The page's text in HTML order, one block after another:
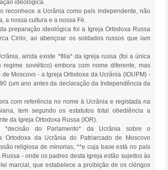
ideológica.
reconhece a Ucrânia como país independente, não
a nossa cultura e a nossa Fé.
preparação ideológica foi a Igreja Ortodoxa Russa
Cirilo, ao abençoar os soldados russos que iam
ainda existe *filia* da igreja russa (foi a única
soviético) embora com nome diferente, mas
Moscovo - a Igreja Ortodoxa da Ucrânia (IOUPM) -
(um ano antes da declaração da Independência da
com referência no nome à Ucrânia e registada na
tem segundo os estatutos total obediência a
da Igreja Ortodoxa Russa (IOR).
*decisão do Parlamento* da Ucrânia sobre o
Ortodoxa da Ucrânia do Patriarcado de Moscovo
religiosa de minorias, **e cuja base está no país
- onde os padres desta igreja estão sujeitos às
marcial, que estabelece a proibição de os clérigos